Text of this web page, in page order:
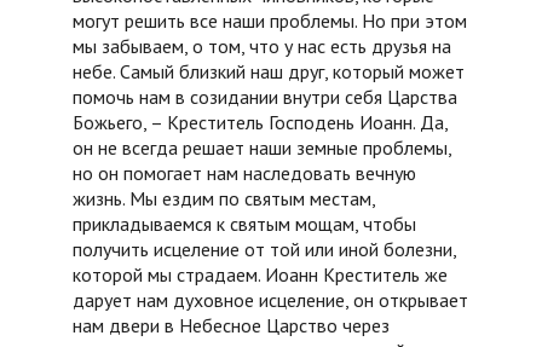
могут решить все наши проблемы. Но при этом
мы забываем, о том, что у нас есть друзья на
небе. Самый близкий наш друг, который может
помочь нам в созидании внутри себя Царства
Божьего, – Креститель Господень Иоанн. Да,
он не всегда решает наши земные проблемы,
но он помогает нам наследовать вечную
жизнь. Мы ездим по святым местам,
прикладываемся к святым мощам, чтобы
получить исцеление от той или иной болезни,
которой мы страдаем. Иоанн Креститель же
дарует нам духовное исцеление, он открывает
нам двери в Небесное Царство через